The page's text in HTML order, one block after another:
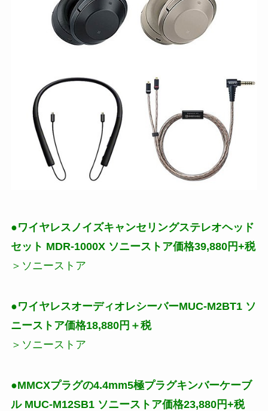
●ワイヤレスノイズキャンセリングステレオヘッド
セット MDR-1000X ソニーストア価格39,880円+税
＞ ソニーストア
●ワイヤレスオーディオレシーバーMUC-M2BT1 ソ
ニーストア価格18,880円＋税
＞ソニーストア
●MMCXプラグの4.4mm5極プラグキンバーケーブ
ル MUC-M12SB1 ソニーストア価格23,880円+税